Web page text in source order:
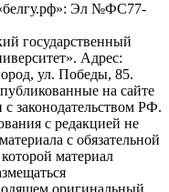
Эл №ФС77-
государственный
Адрес:
ул. Победы, 85.
на сайте
с законодательством РФ.
с редакцией не
с обязательной
материал
оригинальный